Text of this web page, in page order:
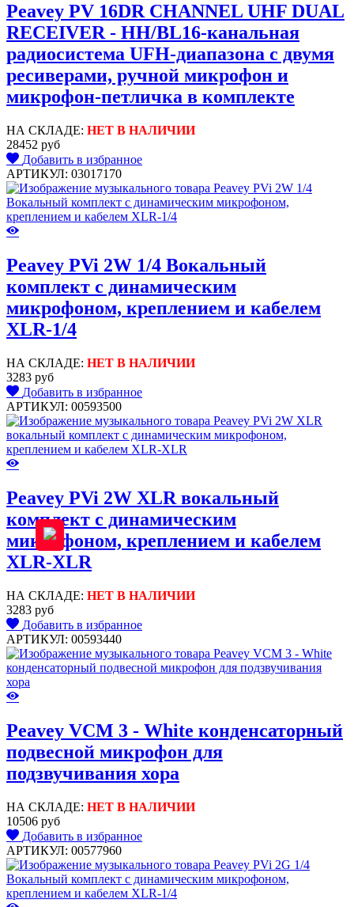
Peavey PV 16DR CHANNEL UHF DUAL
RECEIVER - HH/BL16-канальная
радиосистема UFH-диапазона с двумя
ресиверами, ручной микрофон и
микрофон-петличка в комплекте
НА СКЛАДЕ: НЕТ В НАЛИЧИИ
28452 руб
Добавить в избранное
АРТИКУЛ: 03017170
Peavey PVi 2W 1/4 Вокальный
комплект с динамическим
микрофоном, креплением и кабелем
XLR-1/4
НА СКЛАДЕ: НЕТ В НАЛИЧИИ
3283 руб
Добавить в избранное
АРТИКУЛ: 00593500
Peavey PVi 2W XLR вокальный
комплект с динамическим
микрофоном, креплением и кабелем
XLR-XLR
НА СКЛАДЕ: НЕТ В НАЛИЧИИ
3283 руб
Добавить в избранное
АРТИКУЛ: 00593440
Peavey VCM 3 - White конденсаторный
подвесной микрофон для
подзвучивания хора
НА СКЛАДЕ: НЕТ В НАЛИЧИИ
10506 руб
Добавить в избранное
АРТИКУЛ: 00577960